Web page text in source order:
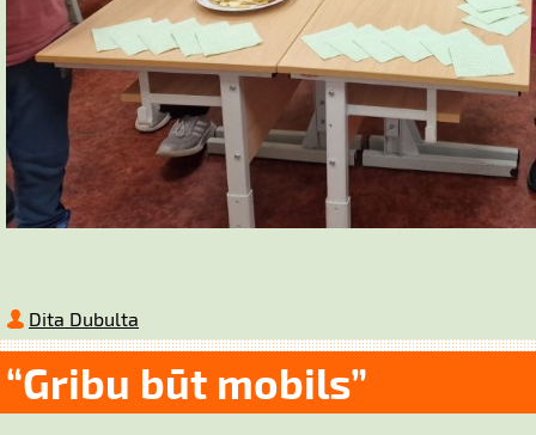
Dita Dubulta
“Gribu būt mobils”